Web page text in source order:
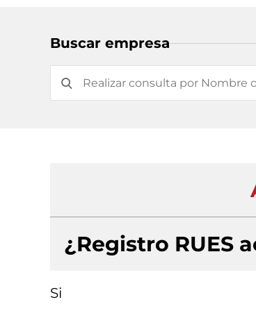
Buscar empresa
¿Registro RUES
Si